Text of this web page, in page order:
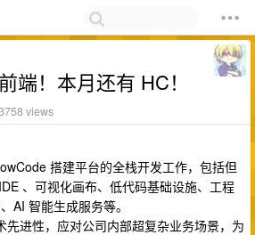
端！本月还有 HC！
views
搭建平台的全栈开发工作，包括但
、可视化画布、低代码基础设施、工程
AI 智能生成服务等。
先进性，应对公司内部超复杂业务场景，为